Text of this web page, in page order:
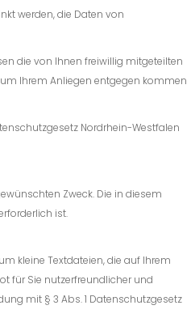
werden, die Daten von
die von Ihnen freiwillig mitgeteilten
Ihrem Anliegen entgegen kommen
Nordrhein-Westfalen
Zweck. Die in diesem
ist.
kleine Textdateien, die auf Ihrem
für Sie nutzerfreundlicher und
mit § 3 Abs. 1 Datenschutzgesetz